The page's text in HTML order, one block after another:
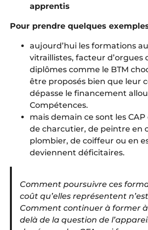
apprentis
Pour prendre quelques
aujourd’hui les formations
vitraillistes, facteur d’orgues
diplômes comme le BTM
être proposés bien que leur
dépasse le financement
Compétences.
mais demain ce sont les
de charcutier, de peintre en
plombier, de coiffeur ou en
deviennent déficitaires.
Comment poursuivre ces
coût qu’elles représentent
Comment continuer à former
delà de la question de